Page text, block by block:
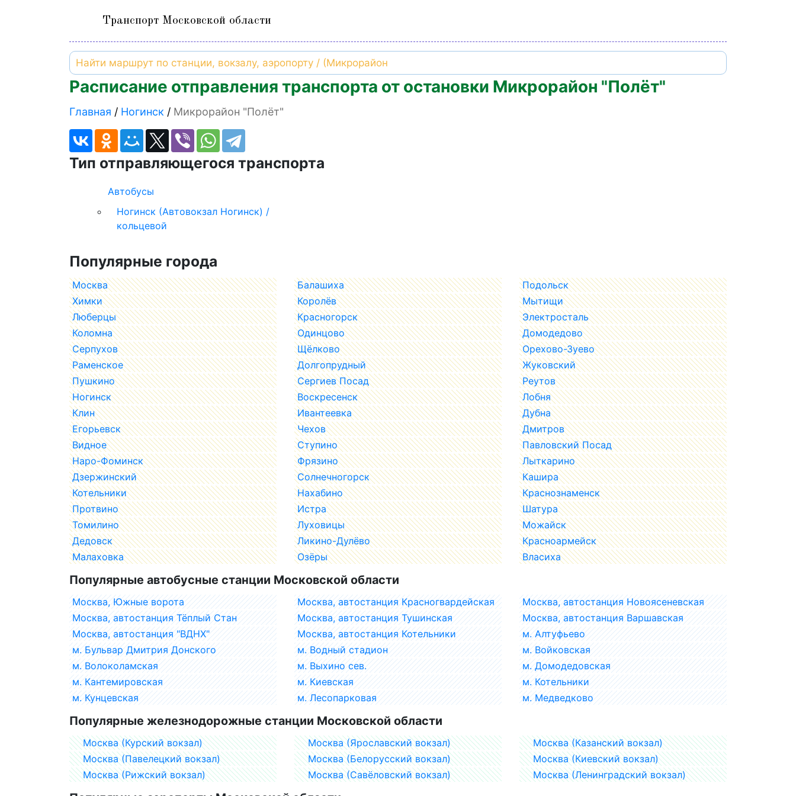
Транспорт Московской области
Расписание отправления транспорта от остановки Микрорайон "Полёт"
Главная Ногинск Микрорайон "Полёт"
Тип отправляющегося транспорта
Автобусы
Ногинск (Автовокзал Ногинск) /
кольцевой
Популярные города
Москва Балашиха
Подольск
Химки
Королёв
Мытищи
Люберцы
Красногорск
Электросталь
Коломна
Одинцово
Домодедово
Серпухов
Щёлково
Орехово-Зуево
Раменское
Долгопрудный
Жуковский
Пушкино
Сергиев Посад
Реутов
Ногинск
Воскресенск
Лобня
Клин
Ивантеевка
Дубна
Егорьевск
Чехов
Дмитров
Видное
Ступино
Павловский Посад
Наро-Фоминск
Фрязино
Лыткарино
Дзержинский
Солнечногорск
Кашира
Котельники
Нахабино
Краснознаменск
Протвино
Истра
Шатура
Томилино
Луховицы
Можайск
Дедовск
Ликино-Дулёво
Красноармейск
Малаховка
Озёры Власиха
Популярные автобусные станции Московской области
Москва, Южные ворота Москва, автостанция Красногвардейская
Москва, автостанция Новоясеневская
Москва, автостанция Тёплый Стан
Москва, автостанция Тушинская
Москва, автостанция Варшавская
Москва, автостанция "ВДНХ"
Москва, автостанция Котельники
м. Алтуфьево
м. Бульвар Дмитрия Донского
м. Водный стадион
м. Войковская
м. Волоколамская
м. Выхино сев.
м. Домодедовская
м. Кантемировская
м. Киевская
м. Котельники
м. Кунцевская
м. Лесопарковая м. Медведково
Популярные железнодорожные станции Московской области
Москва (Курский вокзал) Москва (Ярославский вокзал)
Москва (Казанский вокзал)
Москва (Павелецкий вокзал)
Москва (Белорусский вокзал)
Москва (Киевский вокзал)
Москва (Рижский вокзал)
Москва (Савёловский вокзал) Москва (Ленинградский вокзал)